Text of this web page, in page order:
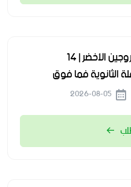
شركة نيوم للهيدروجين الأخضر | 14
الثانوية فما فوق